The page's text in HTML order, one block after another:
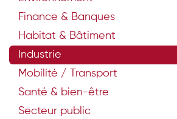
Finance & Banques
Habitat & Bâtiment
Industrie
Mobilité / Transport
Santé & bien-être
Secteur public